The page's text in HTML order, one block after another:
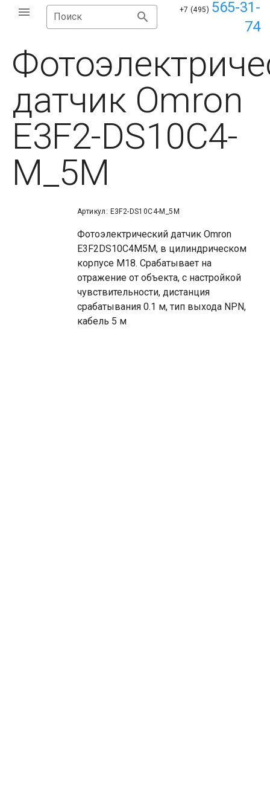
Поиск
+7 (495) 565-31-
74
датчик Omron
E3F2-DS10C4-
M_5M
Артикул: E3F2-DS10C4-M_5M
Фотоэлектрический датчик Omron
E3F2DS10C4M5M, в цилиндрическом
корпусе М18. Срабатывает на
отражение от объекта, с настройкой
чувствительности, дистанция
срабатывания 0.1 м, тип выхода NPN,
кабель 5 м